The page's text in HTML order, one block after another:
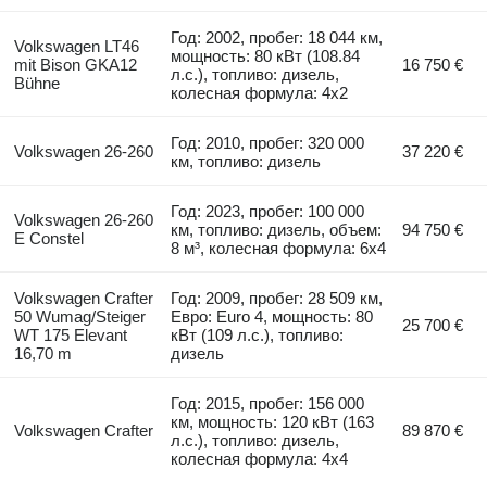
Volkswagen LT46
mit Bison GKA12
Bühne
Год: 2002, пробег: 18 044 км,
мощность: 80 кВт (108.84
л.с.), топливо: дизель,
колесная формула: 4x2
16 750 €
Volkswagen 26-260
Год: 2010, пробег: 320 000
км, топливо: дизель
37 220 €
Volkswagen 26-260
E Constel
Год: 2023, пробег: 100 000
км, топливо: дизель, объем:
8 м³, колесная формула: 6x4
94 750 €
Volkswagen Crafter
50 Wumag/Steiger
WT 175 Elevant
16,70 m
Год: 2009, пробег: 28 509 км,
Евро: Euro 4, мощность: 80
кВт (109 л.с.), топливо:
дизель
25 700 €
Volkswagen Crafter
Год: 2015, пробег: 156 000
км, мощность: 120 кВт (163
л.с.), топливо: дизель,
колесная формула: 4x4
89 870 €